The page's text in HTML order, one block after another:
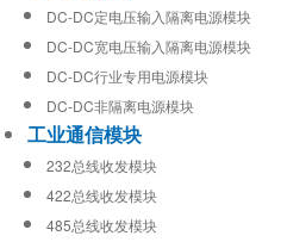
DC-DC定电压输入隔离电源模块
DC-DC宽电压输入隔离电源模块
DC-DC行业专用电源模块
DC-DC非隔离电源模块
工业通信模块
232总线收发模块
422总线收发模块
485总线收发模块